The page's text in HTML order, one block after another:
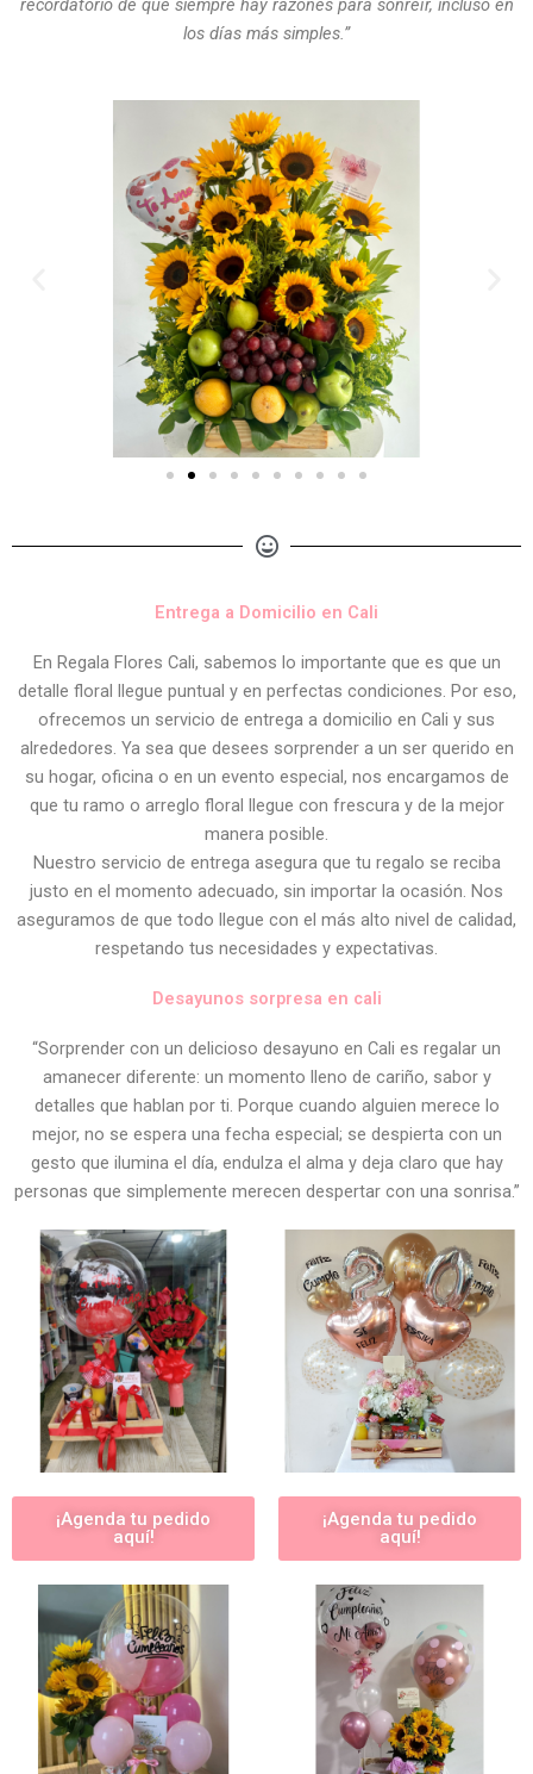
recordatorio de que siempre hay razones para sonreír, incluso en
los días más simples.”
Entrega a Domicilio en Cali
En Regala Flores Cali, sabemos lo importante que es que un
detalle floral llegue puntual y en perfectas condiciones. Por eso,
ofrecemos un servicio de entrega a domicilio en Cali y sus
alrededores. Ya sea que desees sorprender a un ser querido en
su hogar, oficina o en un evento especial, nos encargamos de
que tu ramo o arreglo floral llegue con frescura y de la mejor
manera posible.
Nuestro servicio de entrega asegura que tu regalo se reciba
justo en el momento adecuado, sin importar la ocasión. Nos
aseguramos de que todo llegue con el más alto nivel de calidad,
respetando tus necesidades y expectativas.
Desayunos sorpresa en cali
“Sorprender con un delicioso desayuno en Cali es regalar un
amanecer diferente: un momento lleno de cariño, sabor y
detalles que hablan por ti. Porque cuando alguien merece lo
mejor, no se espera una fecha especial; se despierta con un
gesto que ilumina el día, endulza el alma y deja claro que hay
personas que simplemente merecen despertar con una sonrisa.”
¡Agenda tu pedido
aquí!
¡Agenda tu pedido
aquí!